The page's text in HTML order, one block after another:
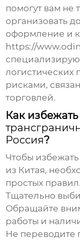
помогут вам не
организовать
оформление и
https://
логистических
рисками,
торговлей.
Как
Россия?
Чтобы
из Китая,
простых правил.
Тщательно
Обращайте
работы и
Не переводите